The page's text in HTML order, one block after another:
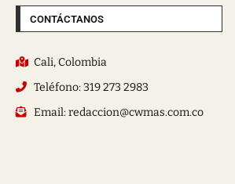
CONTÁCTANOS
Cali, Colombia
Teléfono: 319 273 2983
Email: redaccion@cwmas.com.co